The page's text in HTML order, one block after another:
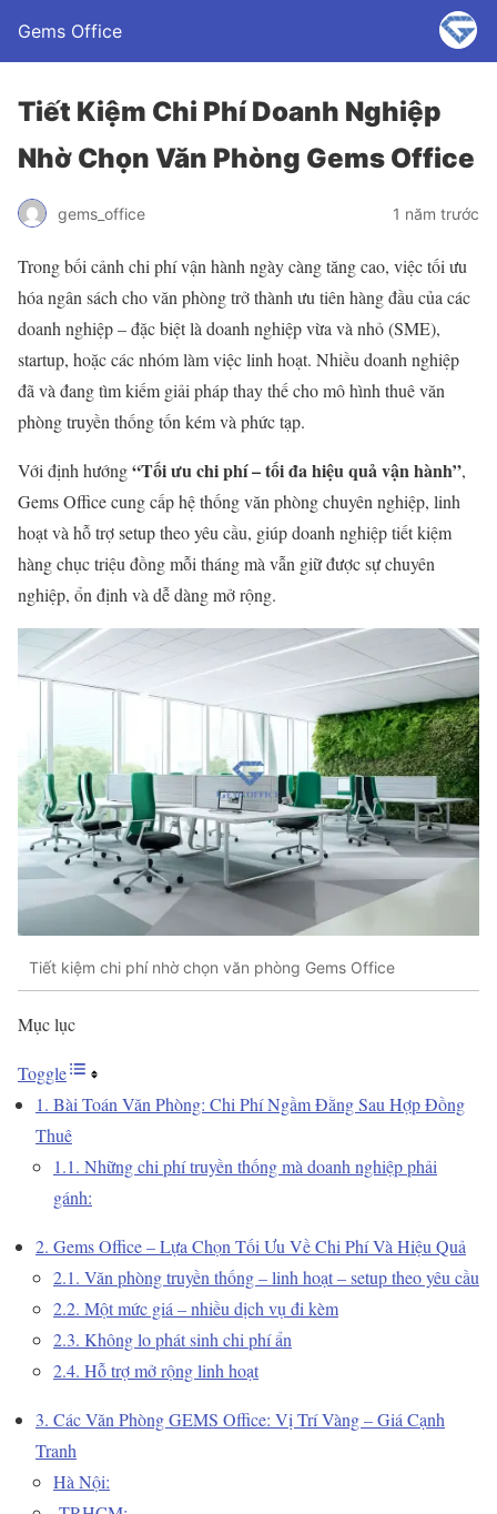
Gems Office
Tiết Kiệm Chi Phí Doanh Nghiệp
Nhờ Chọn Văn Phòng Gems Office
gems_office 1 năm trước
Trong bối cảnh chi phí vận hành ngày càng tăng cao, việc tối ưu
hóa ngân sách cho văn phòng trở thành ưu tiên hàng đầu của các
doanh nghiệp – đặc biệt là doanh nghiệp vừa và nhỏ (SME),
startup, hoặc các nhóm làm việc linh hoạt. Nhiều doanh nghiệp
đã và đang tìm kiếm giải pháp thay thế cho mô hình thuê văn
phòng truyền thống tốn kém và phức tạp.
Với định hướng“Tối ưu chi phí – tối đa hiệu quả vận hành”,
Gems Office cung cấp hệ thống văn phòng chuyên nghiệp, linh
hoạt và hỗ trợ setup theo yêu cầu, giúp doanh nghiệp tiết kiệm
hàng chục triệu đồng mỗi tháng mà vẫn giữ được sự chuyên
nghiệp, ổn định và dễ dàng mở rộng.
Tiết kiệm chi phí nhờ chọn văn phòng Gems Office
Mục lục
Toggle
1. Bài Toán Văn Phòng: Chi Phí Ngầm Đằng Sau Hợp Đồng
Thuê
1.1. Những chi phí truyền thống mà doanh nghiệp phải
gánh:
2. Gems Office – Lựa Chọn Tối Ưu Về Chi Phí Và Hiệu Quả
2.1. Văn phòng truyền thống – linh hoạt – setup theo yêu cầu
2.2. Một mức giá – nhiều dịch vụ đi kèm
2.3. Không lo phát sinh chi phí ẩn
2.4. Hỗ trợ mở rộng linh hoạt
3. Các Văn Phòng GEMS Office: Vị Trí Vàng – Giá Cạnh
Tranh
Hà Nội: